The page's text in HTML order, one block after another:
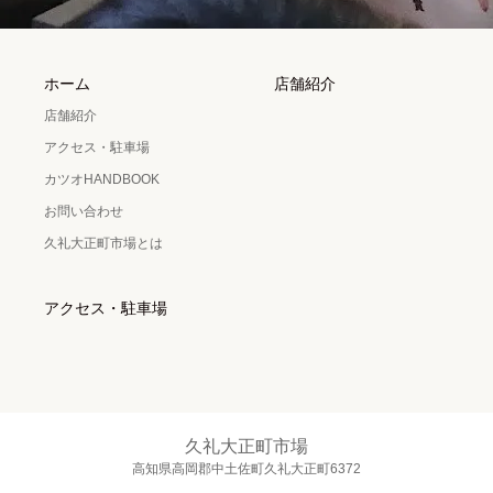
ホーム
店舗紹介
アクセス・駐車場
カツオHANDBOOK
お問い合わせ
久礼大正町市場とは
店舗紹介
アクセス・駐車場
久礼大正町市場
高知県高岡郡中土佐町久礼大正町6372